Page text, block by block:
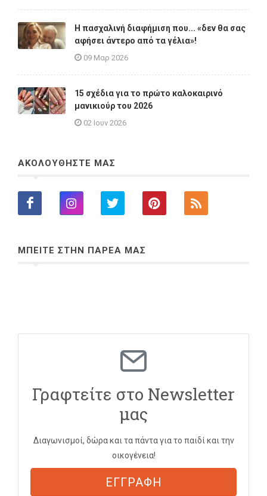
Η πασχαλινή διαφήμιση που... «δεν θα σας
αφήσει άντερο από τα γέλια»!
09 Μαρ 2026
15 σχέδια για το πρώτο καλοκαιρινό
μανικιούρ του 2026
02 Ιουν 2026
ΑΚΟΛΟΥΘΗΣΤΕ ΜΑΣ
ΜΠΕΙΤΕ ΣΤΗΝ ΠΑΡΕΑ ΜΑΣ
Γραφτείτε στο Newsletter
μας
Διαγωνισμοί, δώρα και τα πάντα για το παιδί και την
οικογένεια!
ΕΓΓΡΑΦΗ